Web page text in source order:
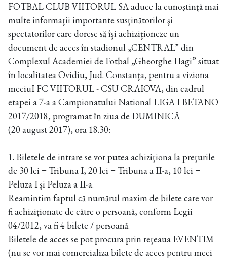
FOTBAL CLUB VIITORUL SA aduce la cunoştinţă mai
multe informaţii importante susţinătorilor şi
spectatorilor care doresc să îşi achiziţioneze un
document de acces în stadionul „CENTRAL” din
Complexul Academiei de Fotbal „Gheorghe Hagi” situat
în localitatea Ovidiu, Jud. Constanţa, pentru a viziona
meciuI FC VIITORUL - CSU CRAIOVA, din cadrul
etapei a 7-a a Campionatului National LIGA I BETANO
2017/2018, programat în ziua de DUMINICĂ
(20 august 2017), ora 18.30:
1. Biletele de intrare se vor putea achiziţiona la preţurile
de 30 lei = Tribuna I, 20 lei = Tribuna a II-a, 10 lei =
Peluza I şi Peluza a II-a.
Reamintim faptul că numărul maxim de bilete care vor
fi achiziţionate de către o persoană, conform Legii
04/2012, va fi 4 bilete / persoană.
Biletele de acces se pot procura prin reţeaua EVENTIM
(nu se vor mai comercializa bilete de acces pentru meci